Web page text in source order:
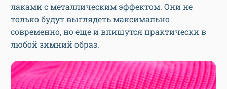
лаками с металлическим эффектом. Они не
только будут выглядеть максимально
современно, но еще и впишутся практически в
любой зимний образ.